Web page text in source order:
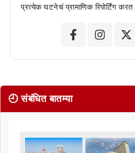
प्रत्येक घटनेचं प्रामाणिक रिपोर्टिंग
🕘 संबंधित बातम्या